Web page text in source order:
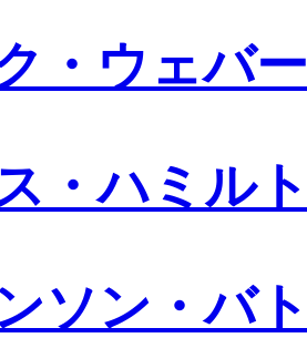
・ウェバー
・ハミル
ソン・バ